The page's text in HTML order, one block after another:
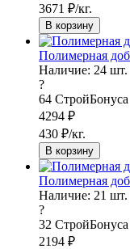
3671 ₽/кг.
В корзину
Полимерная
Наличие: 24 шт.
?
64 СтройБонуса
4294 ₽
430 ₽/кг.
В корзину
Полимерная
Наличие: 21 шт.
?
32 СтройБонуса
2194 ₽